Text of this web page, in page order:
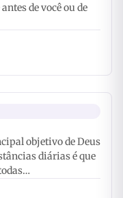
de você ou de
objetivo de Deus
diárias é que